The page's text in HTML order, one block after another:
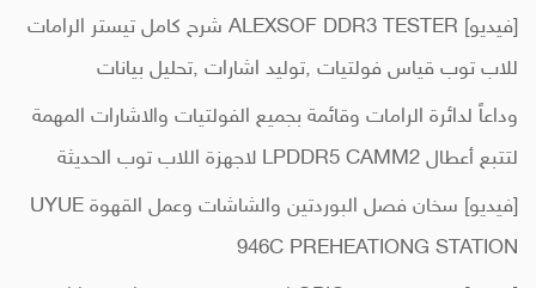
[فيديو] ALEXSOF DDR3 TESTER شرح كامل تيستر الرامات
للاب توب قياس فولتيات ,توليد اشارات ,تحليل بيانات
وداعاً لدائرة الرامات وقائمة بجميع الفولتيات والاشارات المهمة
لتتبع أعطال LPDDR5 CAMM2 لاجهزة اللاب توب الحديثة
[فيديو] سخان فصل البوردتين والشاشات وعمل القهوة UYUE
946C PREHEATIONG STATION